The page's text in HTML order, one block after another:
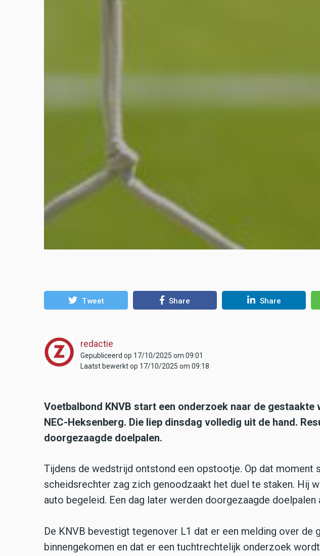
Tweet Share Share
redactie
Gepubliceerd op 17/10/2025 om 09:01
Laatst bewerkt op 17/10/2025 om 09:18
Voetbalbond KNVB start een onderzoek naar de gestaakte
NEC-Heksenberg. Die liep dinsdag volledig uit de hand.
doorgezaagde doelpalen.
Tijdens de wedstrijd ontstond een opstootje. Op dat moment
scheidsrechter zag zich genoodzaakt het duel te staken. Hij
auto begeleid. Een dag later werden doorgezaagde doelpalen
De KNVB bevestigt tegenover L1 dat er een melding over de
binnengekomen en dat er een tuchtrechtelijk onderzoek